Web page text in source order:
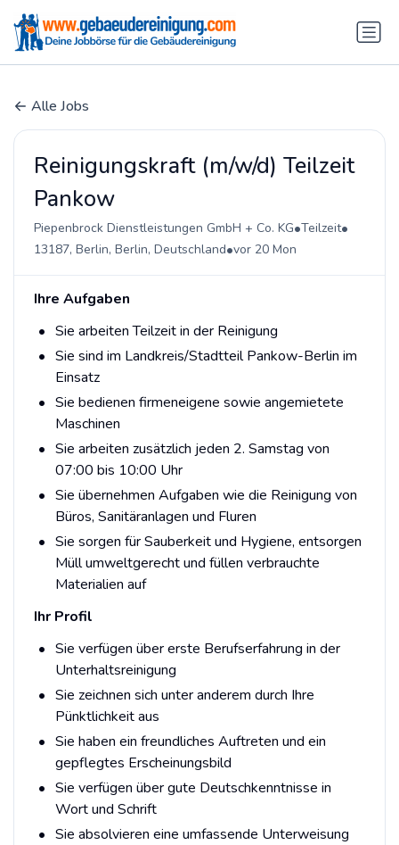
Alle Jobs
Reinigungskraft (m/w/d) Teilzeit
Pankow
Piepenbrock Dienstleistungen GmbH + Co. KG•Teilzeit•
13187, Berlin, Berlin, Deutschland•vor 20 Mon
Ihre Aufgaben
Sie arbeiten Teilzeit in der Reinigung
Sie sind im Landkreis/Stadtteil Pankow-Berlin im
Einsatz
Sie bedienen firmeneigene sowie angemietete
Maschinen
Sie arbeiten zusätzlich jeden 2. Samstag von
07:00 bis 10:00 Uhr
Sie übernehmen Aufgaben wie die Reinigung von
Büros, Sanitäranlagen und Fluren
Sie sorgen für Sauberkeit und Hygiene, entsorgen
Müll umweltgerecht und füllen verbrauchte
Materialien auf
Ihr Profil
Sie verfügen über erste Berufserfahrung in der
Unterhaltsreinigung
Sie zeichnen sich unter anderem durch Ihre
Pünktlichkeit aus
Sie haben ein freundliches Auftreten und ein
gepflegtes Erscheinungsbild
Sie verfügen über gute Deutschkenntnisse in
Wort und Schrift
Sie absolvieren eine umfassende Unterweisung